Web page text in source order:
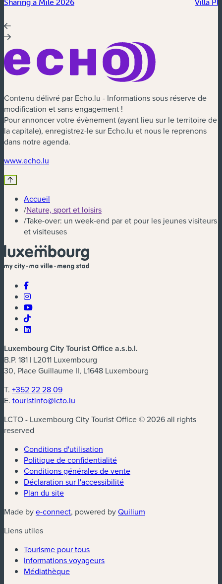
Sharing a Mile 2026 Villa
Contenu délivré par Echo.lu - Informations sous réserve de
modification et sans engagement !
Pour annoncer votre évènement (ayant lieu sur le territoire de
la capitale), enregistrez-le sur Echo.lu et nous le reprenons
dans notre agenda.
www.echo.lu
Accueil
/Nature, sport et loisirs
/Take-over: un week-end par et pour les jeunes visiteurs
et visiteuses
Luxembourg City Tourist Office a.s.b.l.
B.P. 181 | L2011 Luxembourg
30, Place Guillaume II, L1648 Luxembourg
T. +352 22 28 09
E. touristinfo@lcto.lu
LCTO - Luxembourg City Tourist Office © 2026 all rights
reserved
Conditions d'utilisation
Politique de confidentialité
Conditions générales de vente
Déclaration sur l'accessibilité
Plan du site
Made bye-connect(nouvelle fenêtre)
, powered byQuilium
Liens utiles
Tourisme pour tous
Informations voyageurs
Médiathèque